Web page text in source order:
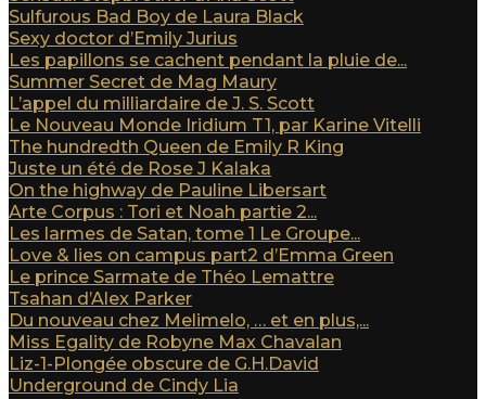
Sulfurous Bad Boy de Laura Black
Sexy doctor d’Emily Jurius
Les papillons se cachent pendant la pluie de...
Summer Secret de Mag Maury
L’appel du milliardaire de J. S. Scott
Le Nouveau Monde Iridium T1, par Karine Vitelli
The hundredth Queen de Emily R King
Juste un été de Rose J Kalaka
On the highway de Pauline Libersart
Arte Corpus : Tori et Noah partie 2...
Les larmes de Satan, tome 1 Le Groupe...
Love & lies on campus part2 d’Emma Green
Le prince Sarmate de Théo Lemattre
Tsahan d’Alex Parker
Du nouveau chez Melimelo, … et en plus,...
Miss Egality de Robyne Max Chavalan
Liz-1-Plongée obscure de G.H.David
Underground de Cindy Lia